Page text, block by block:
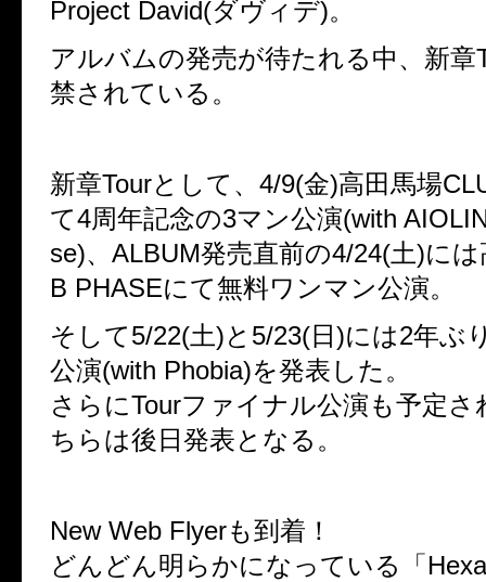
Project David(ダヴィデ)。
アルバムの発売が待たれる中、新章
禁されている。
新章Tourとして、4/9(金)高田馬場
て4周年記念の3マン公演(with
se)、ALBUM発売直前の4/24(土)に
B PHASEにて無料ワンマン公演。
そして5/22(土)と5/23(日)には2年ぶ
公演(with Phobia)を発表した。
さらにTourファイナル公演も予定
ちらは後日発表となる。
New Web Flyerも到着！
どんどん明らかになっている「